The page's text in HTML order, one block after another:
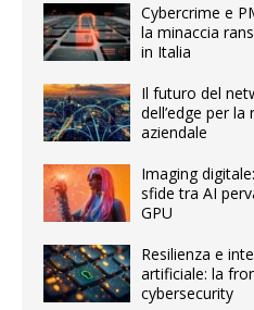
Cybercrime e
la minaccia
in Italia
Il futuro del
dell’edge per la
aziendale
Imaging
sfide tra AI
GPU
Resilienza e
artificiale: la
cybersecurity